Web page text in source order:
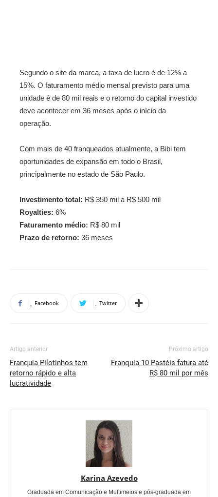
Segundo o site da marca, a taxa de lucro é de 12% a
15%. O faturamento médio mensal previsto para uma
unidade é de 80 mil reais e o retorno do capital investido
deve acontecer em 36 meses após o início da
operação.
Com mais de 40 franqueados atualmente, a Bibi tem
oportunidades de expansão em todo o Brasil,
principalmente no estado de São Paulo.
Investimento total: R$ 350 mil a R$ 500 mil
Royalties: 6%
Faturamento médio: R$ 80 mil
Prazo de retorno: 36 meses
Facebook Twitter
Artigo anterior
Franquia Pilotinhos tem
retorno rápido e alta
lucratividade
Próximo artigo
Franquia 10 Pastéis fatura até
R$ 80 mil por mês
Karina Azevedo
Graduada em Comunicação e Multimeios e pós-graduada em